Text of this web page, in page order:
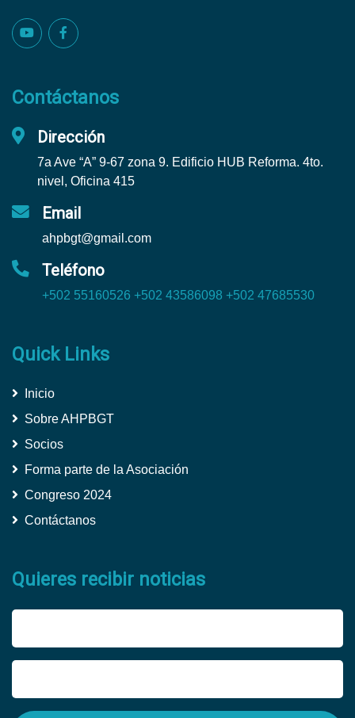
Contáctanos
Dirección
7a Ave “A” 9-67 zona 9. Edificio HUB Reforma. 4to.
nivel, Oficina 415
Email
ahpbgt@gmail.com
Teléfono
+502 55160526 +502 43586098 +502 47685530
Quick Links
Inicio
Sobre AHPBGT
Socios
Forma parte de la Asociación
Congreso 2024
Contáctanos
Quieres recibir noticias